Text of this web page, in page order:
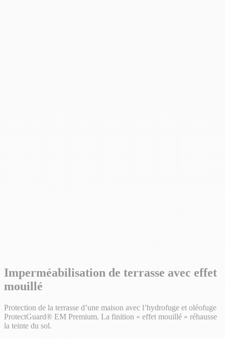
Imperméabilisation de terrasse avec effet
mouillé
Protection de la terrasse d’une maison avec l’hydrofuge et oléofuge
ProtectGuard® EM Premium. La finition « effet mouillé » réhausse
la teinte du sol.